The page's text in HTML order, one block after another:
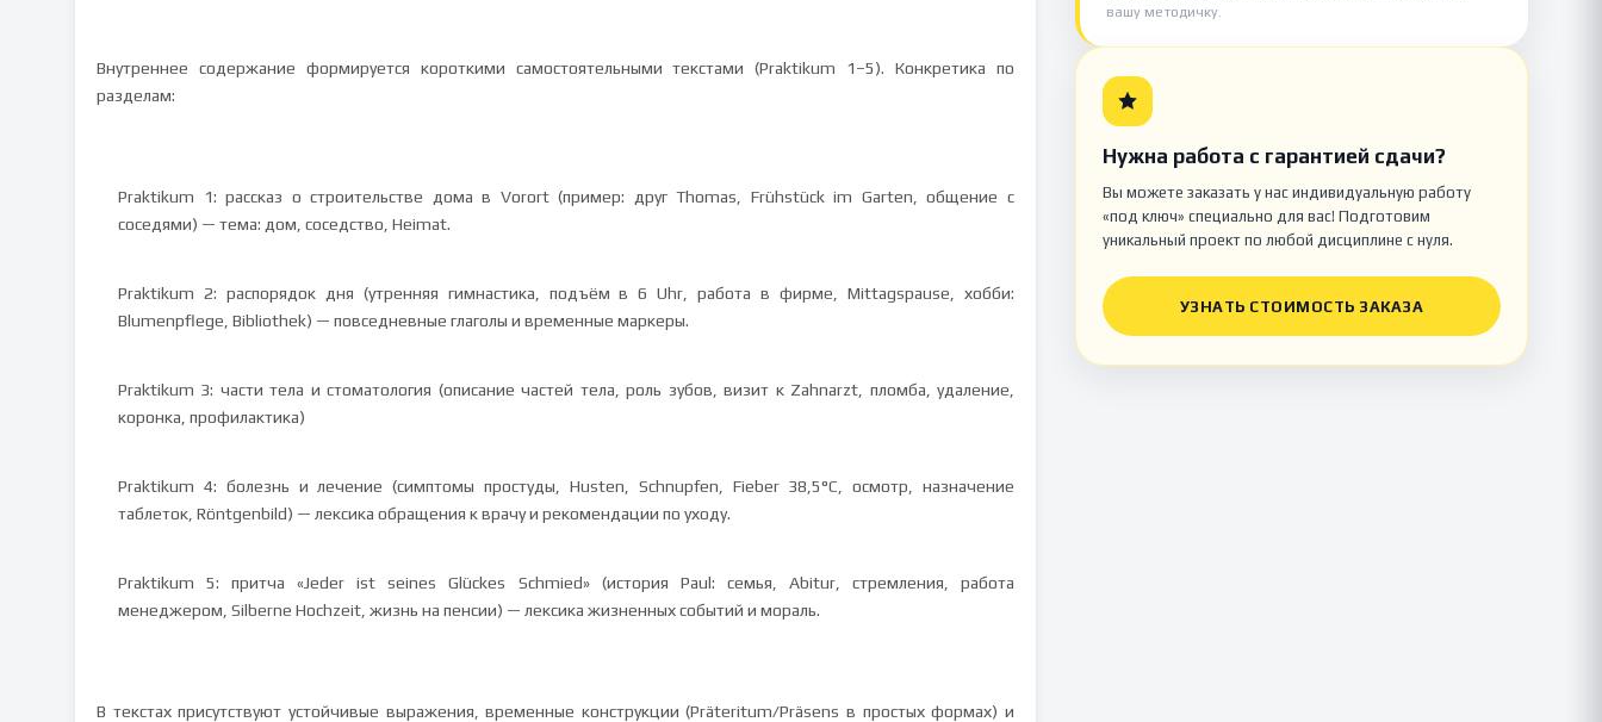
Внутреннее содержание формируется короткими самостоятельными текстами (Praktikum 1–5). Конкретика по
разделам:
Praktikum 1: рассказ о строительстве дома в Vorort (пример: друг Thomas, Frühstück im Garten, общение с
соседями) — тема: дом, соседство, Heimat.
Praktikum 2: распорядок дня (утренняя гимнастика, подъём в 6 Uhr, работа в фирме, Mittagspause, хобби:
Blumenpflege, Bibliothek) — повседневные глаголы и временные маркеры.
Praktikum 3: части тела и стоматология (описание частей тела, роль зубов, визит к Zahnarzt, пломба, удаление,
коронка, профилактика)
Praktikum 4: болезнь и лечение (симптомы простуды, Husten, Schnupfen, Fieber 38,5°С, осмотр, назначение
таблеток, Röntgenbild) — лексика обращения к врачу и рекомендации по уходу.
Praktikum 5: притча «Jeder ist seines Glückes Schmied» (история Paul: семья, Abitur, стремления, работа
менеджером, Silberne Hochzeit, жизнь на пенсии) — лексика жизненных событий и мораль.
В текстах присутствуют устойчивые выражения, временные конструкции (Präteritum/Präsens в простых формах) и
вашу методичку.
Нужна работа с гарантией сдачи?
Вы можете заказать у нас индивидуальную работу
«под ключ» специально для вас! Подготовим
уникальный проект по любой дисциплине с нуля.
УЗНАТЬ СТОИМОСТЬ ЗАКАЗА